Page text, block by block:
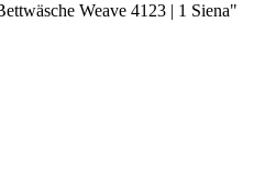
Weave 4123 | 1 Siena"